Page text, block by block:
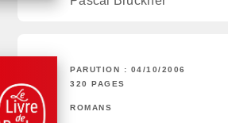
PARUTION : 04/10/2006
320 PAGES
ROMANS